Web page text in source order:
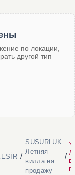
по локации,
другой тип
/
SUSURLUK
Летняя
вилла на
продажу
/